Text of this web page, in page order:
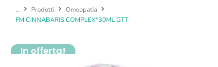
... Prodotti
Omeopatia
FM CINNABARIS COMPLEX*30ML GTT
In offerta!